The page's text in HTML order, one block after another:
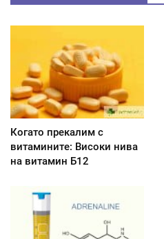
Когато прекалим с
витамините: Високи нива
на витамин Б12